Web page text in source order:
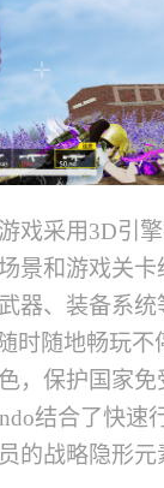
戏采用3D引
景和游戏关
器、装备系统
时随地畅玩不
，保护国家
结合了快速
的战略隐形元